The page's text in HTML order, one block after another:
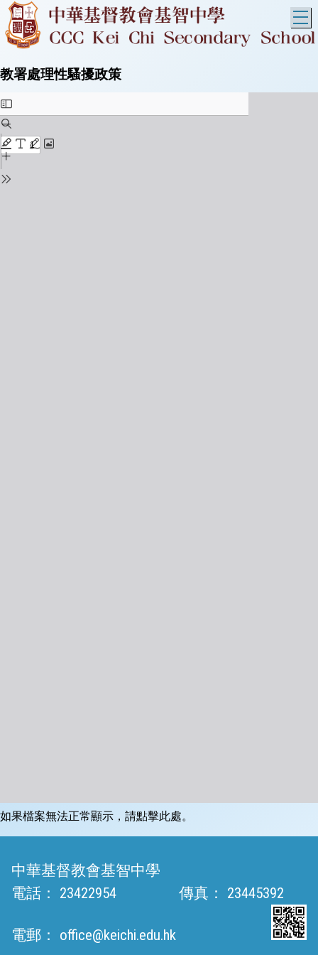
教署處理性騷擾政策
如果檔案無法正常顯示，請點擊此處。
中華基督教會基智中學
電話：
23422954 傳真： 23445392
電郵： office@keichi.edu.hk